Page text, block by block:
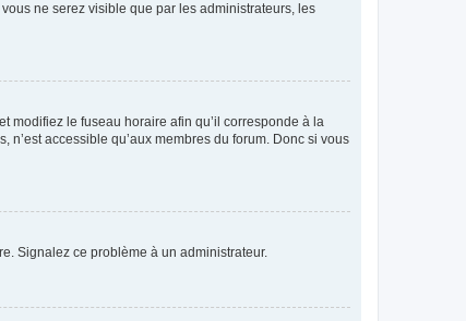
vous ne serez visible que par les administrateurs, les
modifiez le fuseau horaire afin qu’il corresponde à la
accessible qu’aux membres du forum. Donc si vous
Signalez ce problème à un administrateur.